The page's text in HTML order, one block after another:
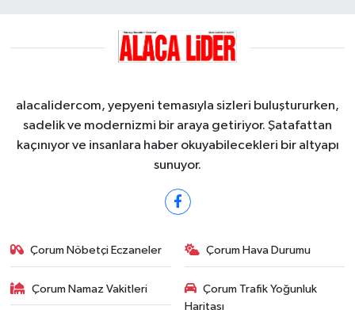
alacalidercom, yepyeni temasıyla sizleri buluştururken,
sadelik ve modernizmi bir araya getiriyor. Şatafattan
kaçınıyor ve insanlara haber okuyabilecekleri bir altyapı
sunuyor.
Çorum Nöbetçi Eczaneler Çorum Hava Durumu
Çorum Namaz Vakitleri
Çorum Trafik Yoğunluk
Haritası